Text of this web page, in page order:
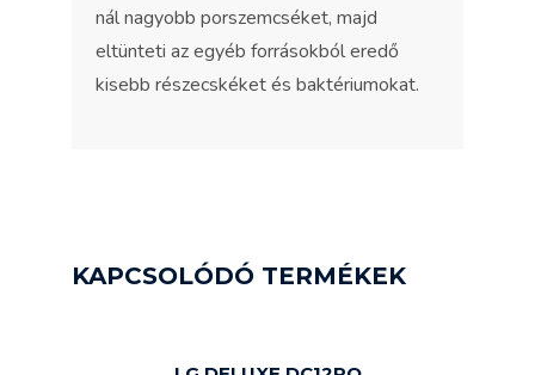
nál nagyobb porszemcséket, majd
eltünteti az egyéb forrásokból eredő
kisebb részecskéket és baktériumokat.
KAPCSOLÓDÓ TERMÉKEK